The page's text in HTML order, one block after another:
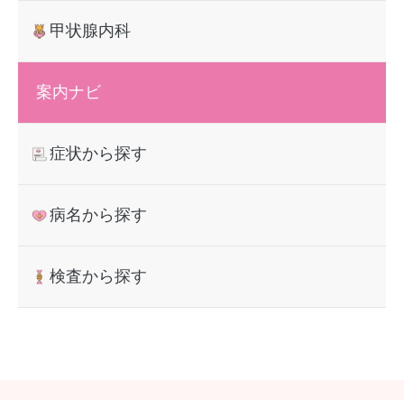
甲状腺内科
案内ナビ
症状から探す
病名から探す
検査から探す